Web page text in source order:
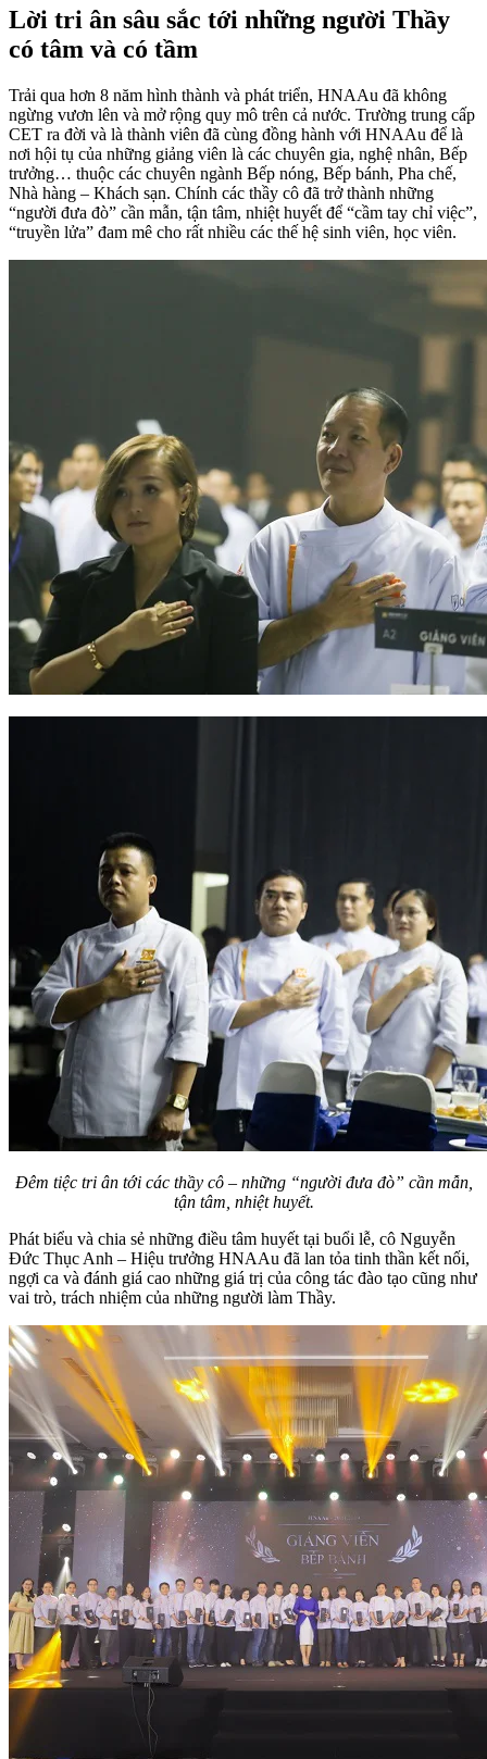
Lời tri ân sâu sắc tới những người Thầy
có tâm và có tầm
Trải qua hơn 8 năm hình thành và phát triển, HNAAu đã không
ngừng vươn lên và mở rộng quy mô trên cả nước. Trường trung cấp
CET ra đời và là thành viên đã cùng đồng hành với HNAAu để là
nơi hội tụ của những giảng viên là các chuyên gia, nghệ nhân, Bếp
trưởng… thuộc các chuyên ngành Bếp nóng, Bếp bánh, Pha chế,
Nhà hàng – Khách sạn. Chính các thầy cô đã trở thành những
“người đưa đò” cần mẫn, tận tâm, nhiệt huyết để “cầm tay chỉ việc”,
“truyền lửa” đam mê cho rất nhiều các thế hệ sinh viên, học viên.
Đêm tiệc tri ân tới các thầy cô – những “người đưa đò” cần mẫn,
tận tâm, nhiệt huyết.
Phát biểu và chia sẻ những điều tâm huyết tại buổi lễ, cô Nguyễn
Đức Thục Anh – Hiệu trưởng HNAAu đã lan tỏa tinh thần kết nối,
ngợi ca và đánh giá cao những giá trị của công tác đào tạo cũng như
vai trò, trách nhiệm của những người làm Thầy.